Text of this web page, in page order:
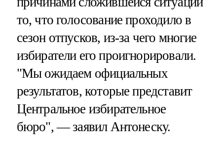
то, что голосование проходило в
сезон отпусков, из-за чего многие
избиратели его проигнорировали.
"Мы ожидаем официальных
результатов, которые представит
Центральное избирательное
бюро", — заявил Антонеску.